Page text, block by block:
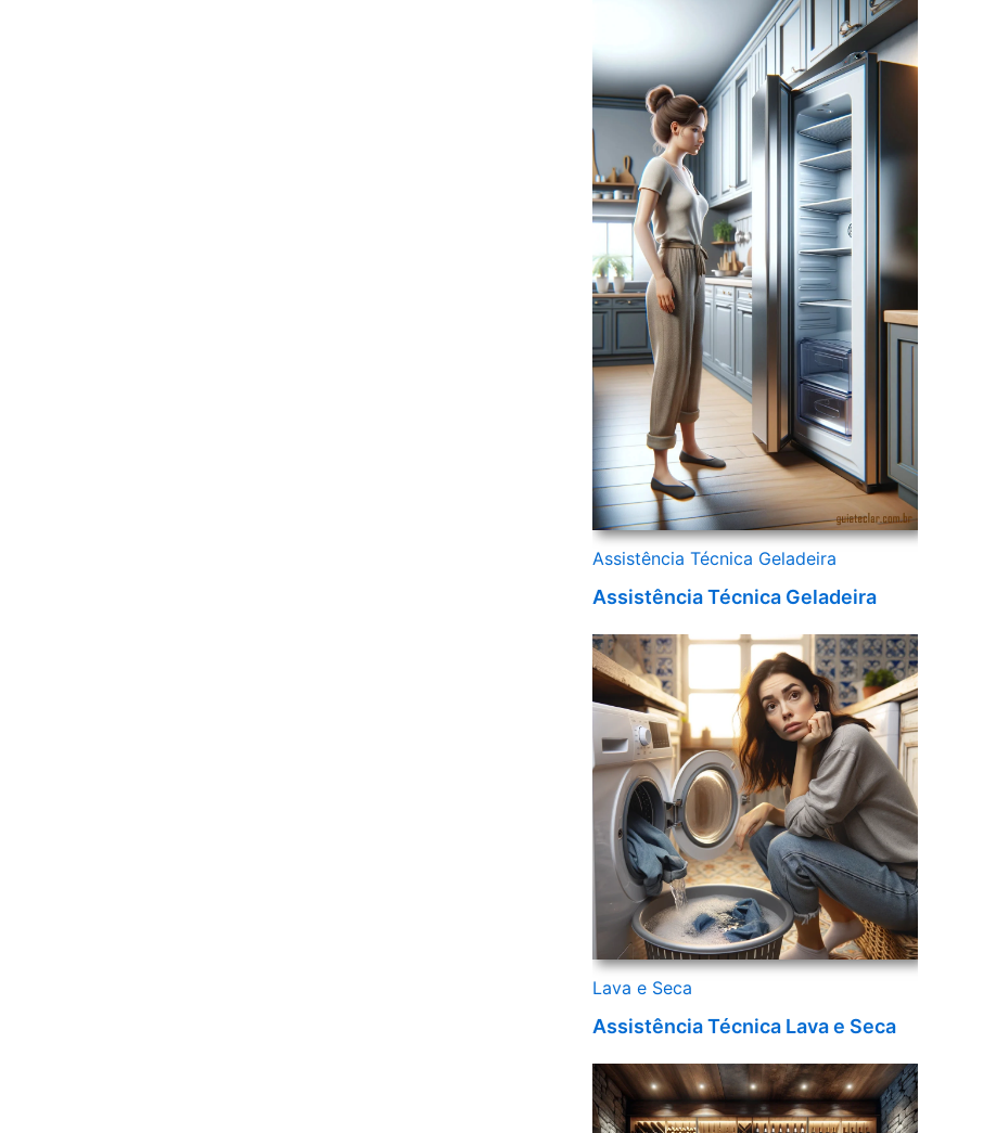
Assistência Técnica Geladeira
Assistência Técnica Geladeira
Lava e Seca
Assistência Técnica Lava e Seca